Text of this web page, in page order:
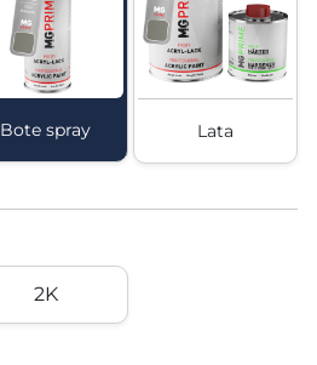
Bote spray Lata
2K